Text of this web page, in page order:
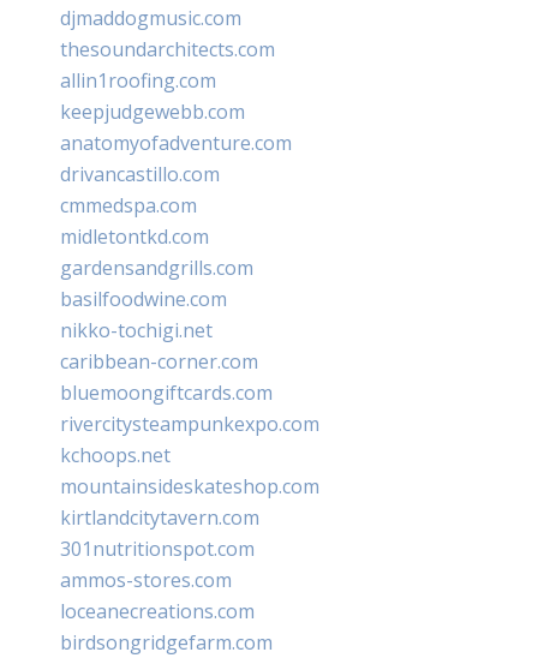
djmaddogmusic.com
thesoundarchitects.com
allin1roofing.com
keepjudgewebb.com
anatomyofadventure.com
drivancastillo.com
cmmedspa.com
midletontkd.com
gardensandgrills.com
basilfoodwine.com
nikko-tochigi.net
caribbean-corner.com
bluemoongiftcards.com
rivercitysteampunkexpo.com
kchoops.net
mountainsideskateshop.com
kirtlandcitytavern.com
301nutritionspot.com
ammos-stores.com
loceanecreations.com
birdsongridgefarm.com